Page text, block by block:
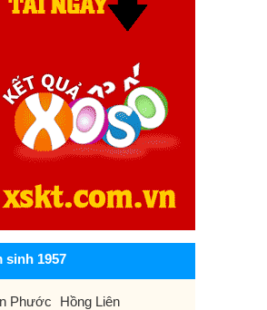
sinh 1957
Phước
Hồng Liên